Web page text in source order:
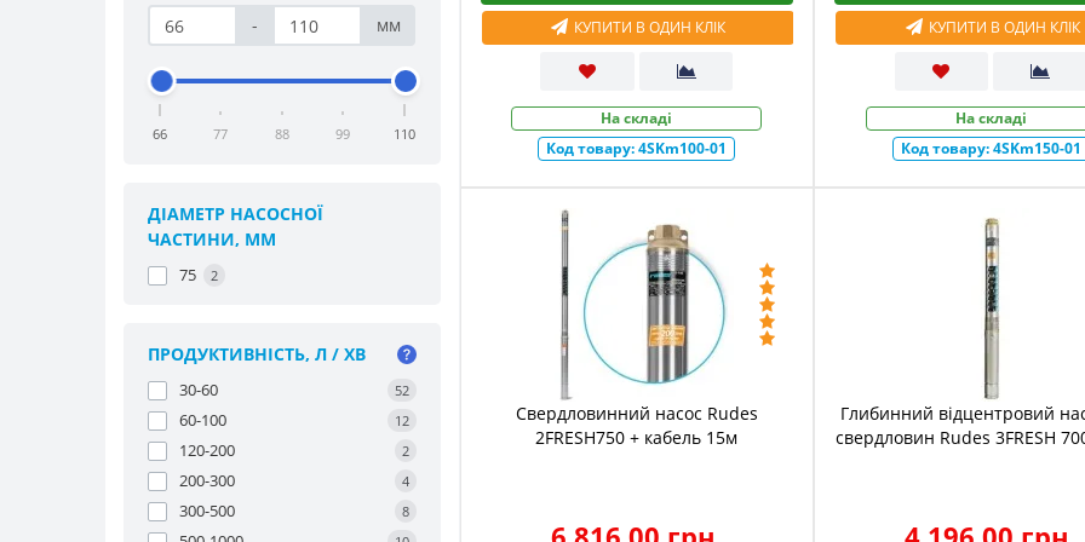
- мм
66 77 88 99 110
ДІАМЕТР НАСОСНОЇ
ЧАСТИНИ, ММ
75 2
ПРОДУКТИВНІСТЬ, Л / ХВ
30-60 52
60-100 12
120-200 2
200-300 4
300-500 8
КУПИТИ В ОДИН КЛІК
На складі
Код товару:4SKm100-01
КУПИТИ В ОДИН КЛІК
На складі
Код товару:4SKm150-01
Свердловинний насос Rudes
2FRESH750 + кабель 15м
Глибинний відцентровий
свердловин Rudes 3FRESH